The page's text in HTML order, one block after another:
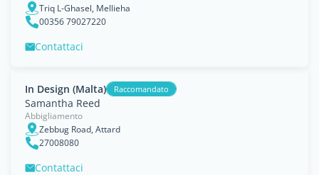
Triq L-Ghasel, Mellieha
00356 79027220
Contattaci
In Design (Malta) Raccomandato
Samantha Reed
Abbigliamento
Zebbug Road, Attard
27008080
Contattaci